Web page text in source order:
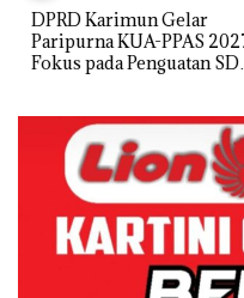
DPRD Karimun Gelar
Paripurna KUA-PPAS 2027,
Fokus pada Penguatan SDM,